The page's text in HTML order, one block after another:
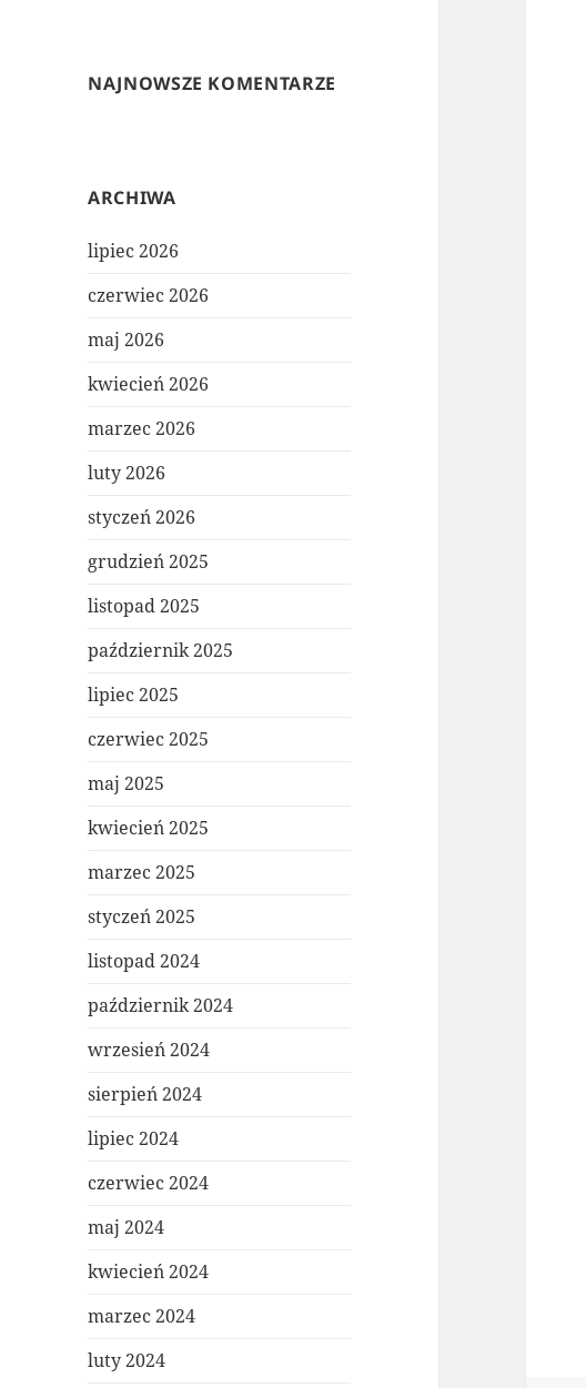
NAJNOWSZE KOMENTARZE
ARCHIWA
lipiec 2026
czerwiec 2026
maj 2026
kwiecień 2026
marzec 2026
luty 2026
styczeń 2026
grudzień 2025
listopad 2025
październik 2025
lipiec 2025
czerwiec 2025
maj 2025
kwiecień 2025
marzec 2025
styczeń 2025
listopad 2024
październik 2024
wrzesień 2024
sierpień 2024
lipiec 2024
czerwiec 2024
maj 2024
kwiecień 2024
marzec 2024
luty 2024